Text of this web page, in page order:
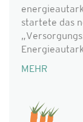
startete das
MEHR